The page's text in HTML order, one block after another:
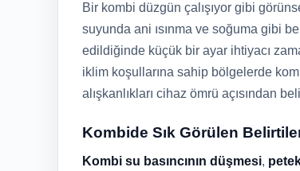
Bir kombi düzgün çalışıyor gibi
suyunda ani ısınma ve soğuma gibi
edildiğinde küçük bir ayar ihtiyacı
iklim koşullarına sahip bölgelerde
alışkanlıkları cihaz ömrü açısından
Kombide Sık Görülen
Kombi su basıncının düşmesi,